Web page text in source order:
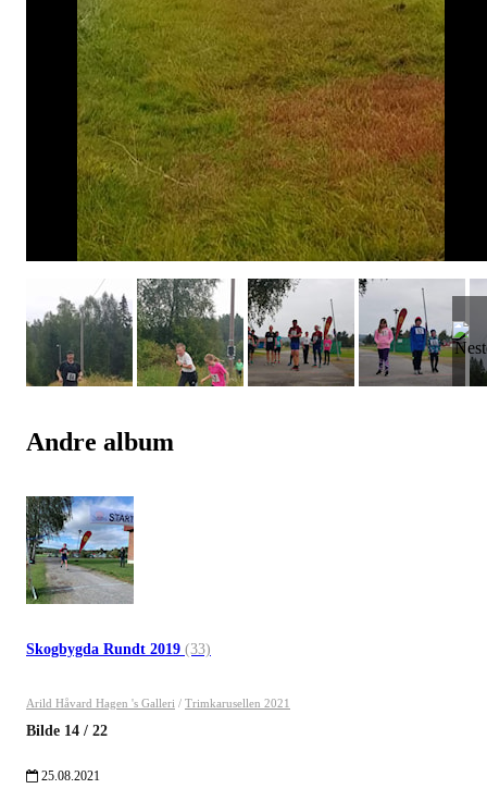
Andre album
Skogbygda Rundt 2019 (33)
Arild Håvard Hagen 's Galleri / Trimkarusellen 2021
Bilde 14 / 22
25.08.2021